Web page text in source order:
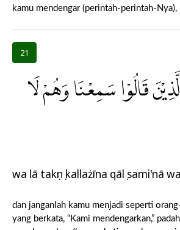
kamu mendengar (perintah-perintah-Nya),
21
قَالُوْا سَمِعْنَا وَهُمْ لَا
wa lā takụnụ kallażīna qālụ sami'nā
dan janganlah kamu menjadi seperti
yang berkata, “Kami mendengarkan,”